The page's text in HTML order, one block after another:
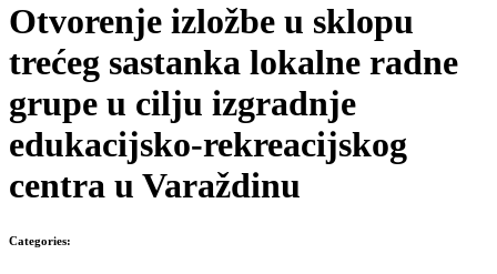
Otvorenje izložbe u sklopu
trećeg sastanka lokalne radne
grupe u cilju izgradnje
edukacijsko-rekreacijskog
centra u Varaždinu
Categories: